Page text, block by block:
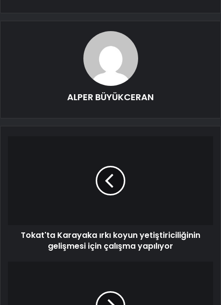
ALPER BÜYÜKCERAN
Tokat'ta Karayaka ırkı koyun yetiştiriciliğinin
gelişmesi için çalışma yapılıyor